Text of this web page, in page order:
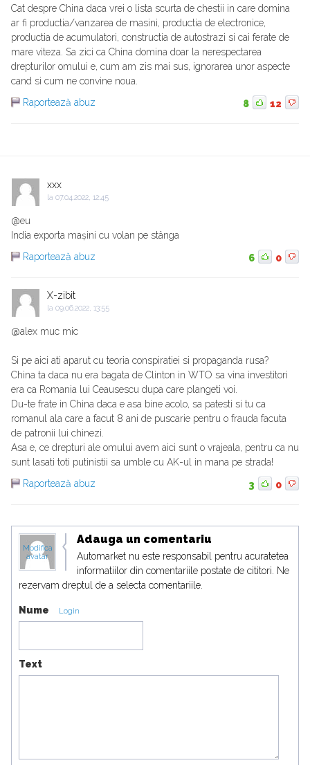
Cat despre China daca vrei o lista scurta de chestii in care domina
ar fi productia/vanzarea de masini, productia de electronice,
productia de acumulatori, constructia de autostrazi si cai ferate de
mare viteza. Sa zici ca China domina doar la nerespectarea
drepturilor omului e, cum am zis mai sus, ignorarea unor aspecte
cand si cum ne convine noua.
Raportează abuz
8 12
xxx
la 07.04.2022, 12:45
@eu
India exporta mașini cu volan pe stânga
Raportează abuz
6 0
X-zibit
la 09.06.2022, 13:55
@alex muc mic
Si pe aici ati aparut cu teoria conspiratiei si propaganda rusa?
China ta daca nu era bagata de Clinton in WTO sa vina investitori
era ca Romania lui Ceausescu dupa care plangeti voi.
Du-te frate in China daca e asa bine acolo, sa patesti si tu ca
romanul ala care a facut 8 ani de puscarie pentru o frauda facuta
de patronii lui chinezi.
Asa e, ce drepturi ale omului avem aici sunt o vrajeala, pentru ca nu
sunt lasati toti putinistii sa umble cu AK-ul in mana pe strada!
Raportează abuz
3 0
Modifica
avatar
Adauga un comentariu
Automarket nu este responsabil pentru acuratetea
informatiilor din comentariile postate de cititori. Ne
rezervam dreptul de a selecta comentariile.
Nume Login
Text